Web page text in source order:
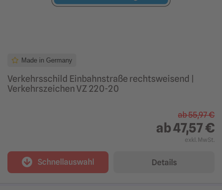
Made in Germany
Verkehrsschild Einbahnstraße rechtsweisend |
Verkehrszeichen VZ 220-20
ab55,97 €
ab47,57 €
exkl. MwSt.
Schnellauswahl Details